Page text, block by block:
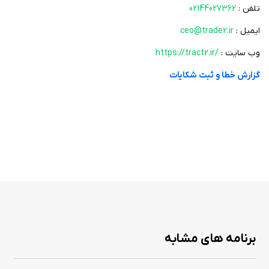
جوانب را مورد بررسی قرار دهید و با احتیاط عمل کنید.
این فضای دیجیتالی می‌تواند به بهبود و رونق کسب‌وکار شما کمک شایانی کند و
در جهت ارتقاء فعالیت‌های اقتصادی در کشورمان تأثیرگذار باشد. با همکاری و
تلفن : 02144027362
ایمیل : ceo@trade2.ir
وب سایت : https://tract2.ir/
گزارش خطا و ثبت شکایات
برنامه های مشابه